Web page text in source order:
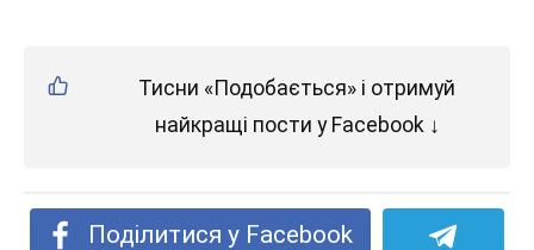
Тисни «Подобається» і отримуй
найкращі пости у Facebook ↓
Поділитися у Facebook